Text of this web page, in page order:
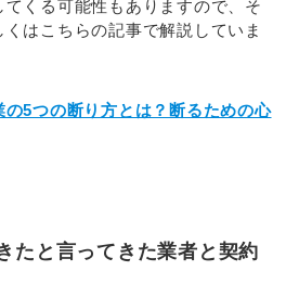
くる可能性もありますので、そ
はこちらの記事で解説していま
5つの断り方とは？断るための心
たと言ってきた業者と契約